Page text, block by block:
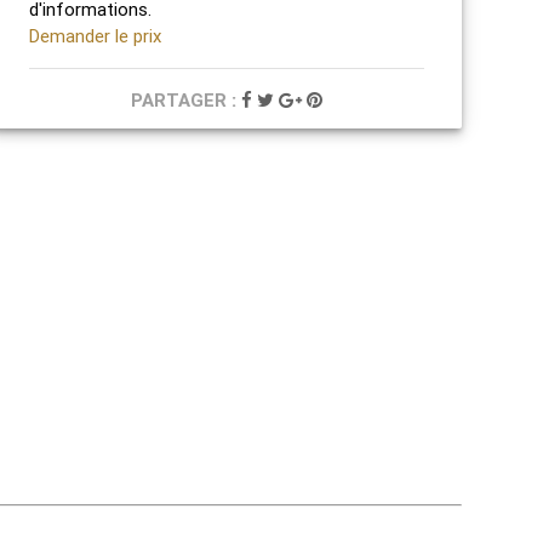
d'informations.
Demander le prix
PARTAGER :